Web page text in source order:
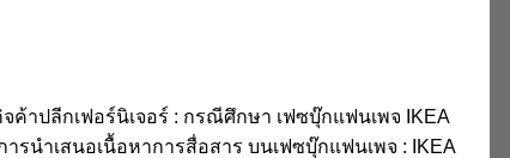
ค้าปลีกเฟอร์นิเจอร์ : กรณีศึกษา เฟซบุ๊กแฟนเพจ IKEA
รนำเสนอเนื้อหาการสื่อสาร บนเฟซบุ๊กแฟนเพจ : IKEA